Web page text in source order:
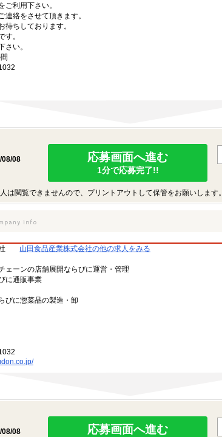
ご利用下さい。
連絡をさせて頂きます。
待ちしております。
す。
さい。
08/08
応募画面へ進む
1分で応募完了!!
は閲覧できませんので、プリントアウトして保管をお願いします。
山田食品産業株式会社の他の求人をみる
ェーンの店舗展開ならびに運営・管理
に通販事業
びに惣菜品の製造・卸
08/08
応募画面へ進む